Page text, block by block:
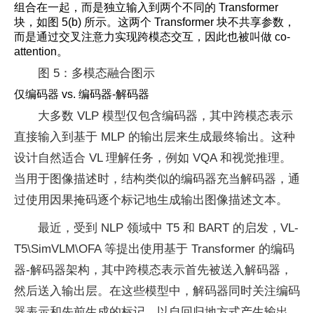
组合在一起，而是独立输入到两个不同的 Transformer
块，如图 5(b) 所示。这两个 Transformer 块不共享参数，
而是通过交叉注意力实现跨模态交互，因此也被叫做 co-
attention。
图 5：多模态融合图示
仅编码器 vs. 编码器-解码器
大多数 VLP 模型仅包含编码器，其中跨模态表示
直接输入到基于 MLP 的输出层来生成最终输出。这种
设计自然适合 VL 理解任务，例如 VQA 和视觉推理。
当用于图像描述时，结构类似的编码器充当解码器，通
过使用因果掩码逐个标记地生成输出图像描述文本。
最近，受到 NLP 领域中 T5 和 BART 的启发，VL-
T5\SimVLM\OFA 等提出使用基于 Transformer 的编码
器-解码器架构，其中跨模态表示首先被送入解码器，
然后送入输出层。在这些模型中，解码器同时关注编码